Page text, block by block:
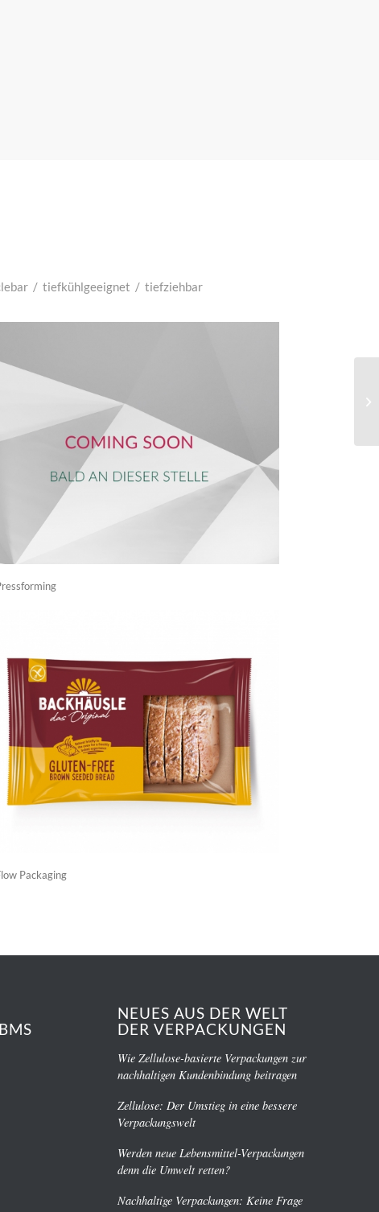
/ tiefkühlgeeignet / tiefziehbar
Packaging
NEUES AUS DER WELT
DER VERPACKUNGEN
Wie Zellulose-basierte Verpackungen zur
nachhaltigen Kundenbindung beitragen
Zellulose: Der Umstieg in eine bessere
Verpackungswelt
Werden neue Lebensmittel-Verpackungen
denn die Umwelt retten?
Nachhaltige Verpackungen: Keine Frage